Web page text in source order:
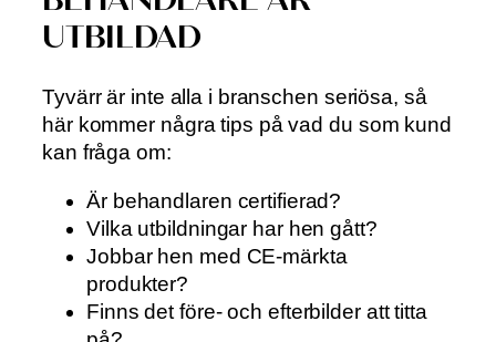
UTBILDAD
Tyvärr är inte alla i branschen seriösa, så
här kommer några tips på vad du som kund
kan fråga om:
Är behandlaren certifierad?
Vilka utbildningar har hen gått?
Jobbar hen med CE-märkta
produkter?
Finns det före- och efterbilder att titta